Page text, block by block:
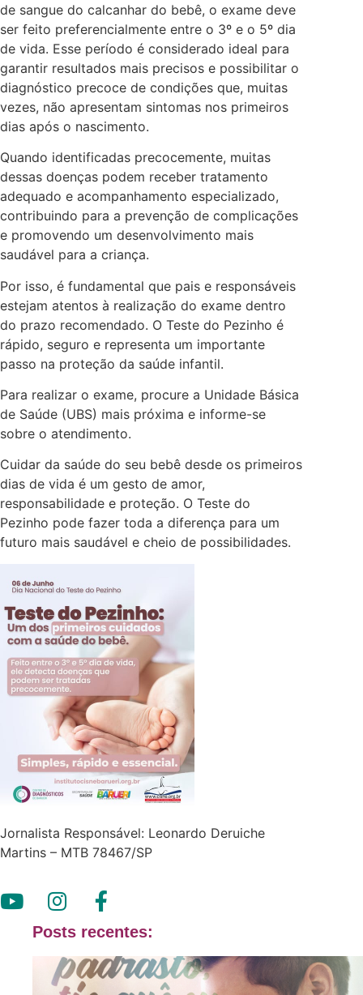
de sangue do calcanhar do bebê, o exame deve
ser feito preferencialmente entre o 3º e o 5º dia
de vida. Esse período é considerado ideal para
garantir resultados mais precisos e possibilitar o
diagnóstico precoce de condições que, muitas
vezes, não apresentam sintomas nos primeiros
dias após o nascimento.
Quando identificadas precocemente, muitas
dessas doenças podem receber tratamento
adequado e acompanhamento especializado,
contribuindo para a prevenção de complicações
e promovendo um desenvolvimento mais
saudável para a criança.
Por isso, é fundamental que pais e responsáveis
estejam atentos à realização do exame dentro
do prazo recomendado. O Teste do Pezinho é
rápido, seguro e representa um importante
passo na proteção da saúde infantil.
Para realizar o exame, procure a Unidade Básica
de Saúde (UBS) mais próxima e informe-se
sobre o atendimento.
Cuidar da saúde do seu bebê desde os primeiros
dias de vida é um gesto de amor,
responsabilidade e proteção. O Teste do
Pezinho pode fazer toda a diferença para um
futuro mais saudável e cheio de possibilidades.
Jornalista Responsável: Leonardo Deruiche
Martins – MTB 78467/SP
Posts recentes: